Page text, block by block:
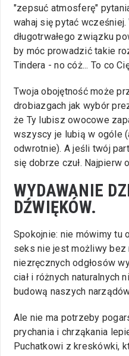
"zepsuć atmosferę"
wahaj się pytać
długotrwałego związku
by móc prowadzić takie
Tindera - no cóż... To co
Twoja obojętność może
drobiazgach jak wybór
że Ty lubisz owocowe
wszyscy je lubią w ogóle
odwrotnie). A jeśli twój
się dobrze czuł. Najpierw
WYDAWANIE
DŹWIĘKÓW.
Spokojnie: nie mówimy tu
seks nie jest możliwy bez
niezręcznych odgłosów
ciał i różnych naturalnych
budową naszych
Ale nie ma potrzeby
prychania i chrząkania
Puchatkowi z kreskówki,